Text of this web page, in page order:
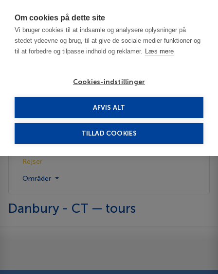
Om cookies på dette site
Vi bruger cookies til at indsamle og analysere oplysninger på
stedet ydeevne og brug, til at give de sociale medier funktioner og
til at forbedre og tilpasse indhold og reklamer. Læs mere
Cookies-indstillinger
AFVIS ALT
TILLAD COOKIES
Danbury - CT Rejser
Beskrivelse
Rejser
Områder
Danbury - CT — tours